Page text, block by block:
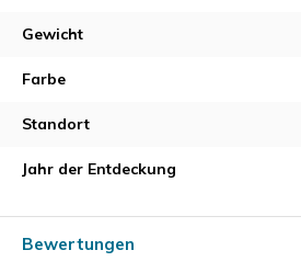
Gewicht
Farbe
Standort
Jahr der Entdeckung
Bewertungen